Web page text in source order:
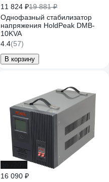
11 824 ₽19 881 ₽
Однофазный стабилизатор
напряжения HoldPeak DMB-
10KVA
4.4(57)
В корзину
16 090 ₽